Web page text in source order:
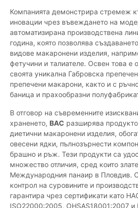
Компанията демонстрира стремеж
иновации чрез въвеждането на
автоматизирана производствена
година, която позволява
видове макаронени изделия,
фетучини и талиателе. Освен това е
своята уникална Габровска
препечени макарони, както и с
баница и прахообразни
В отговор на съвременните
храненето, ВАС разширява
диетични макаронени изделия,
овесени ядки, пълнозърнести
брашно и ръж. Тези продукти са
множество отличия, сред които
Международния панаир в Пловдив.
контрол на суровините и
гарантира чрез сертификати като
ISO22000:2005, OHSAS18001:2007 и